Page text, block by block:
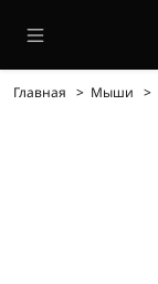
Главная Мыши